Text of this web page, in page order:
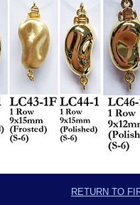
RETURN TO